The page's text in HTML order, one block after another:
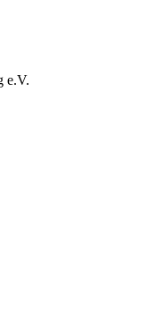
e.V.